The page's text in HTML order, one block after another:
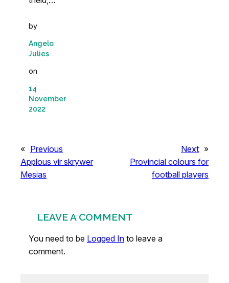
by
Angelo
Julies
on
14
November
2022
« Previous
Applous vir skrywer
Mesias
Next »
Provincial colours for
football players
LEAVE A COMMENT
You need to be Logged In to leave a
comment.